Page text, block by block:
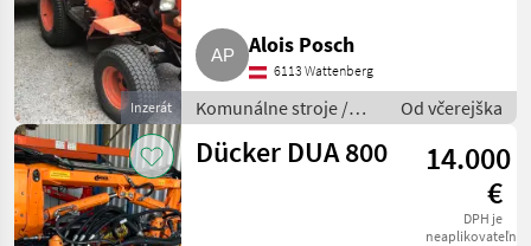
Inzerát
Alois Posch
6113 Wattenberg
Komunálne stroje /
Ostatné komunálne
náradia
Od včerejška
Dücker DUA 800
14.000
€
DPH je
neaplikovateľné